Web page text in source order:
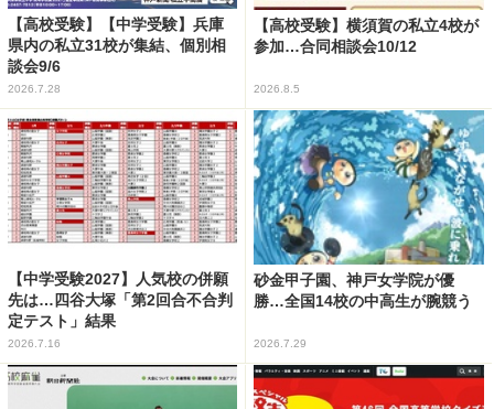
【高校受験】【中学受験】兵庫
県内の私立31校が集結、個別相
談会9/6
2026.7.28
【高校受験】横須賀の私立4校が
参加…合同相談会10/12
2026.8.5
【中学受験2027】人気校の併願
先は…四谷大塚「第2回合不合判
定テスト」結果
2026.7.16
砂金甲子園、神戸女学院が優
勝…全国14校の中高生が腕競う
2026.7.29